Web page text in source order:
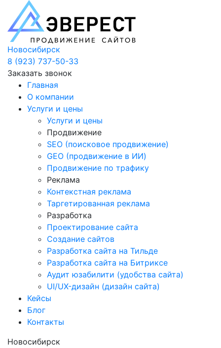
Новосибирск
8 (923) 737-50-33
Заказать звонок
Главная
О компании
Услуги и цены
Услуги и цены
Продвижение
SEO (поисковое продвижение)
GEO (продвижение в ИИ)
Продвижение по трафику
Реклама
Контекстная реклама
Таргетированная реклама
Разработка
Проектирование сайта
Создание сайтов
Разработка сайта на Тильде
Разработка сайта на Битриксе
Аудит юзабилити (удобства сайта)
UI/UX-дизайн (дизайн сайта)
Кейсы
Блог
Контакты
Новосибирск